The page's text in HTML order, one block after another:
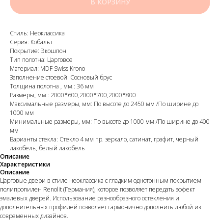
Стиль: Неоклассика
Серия: Кобальт
Покрытие: Экошпон
Тип полотна: Царговое
Материал: MDF Swiss Krono
Заполнение стоевой: Сосновый брус
Толщина полотна , мм.: 36 мм
Размеры, мм.: 2000*600,2000*700,2000*800
Максимальные размеры, мм: По высоте до 2450 мм /По ширине до
1000 мм
Минимальные размеры, мм: По высоте до 1000 мм /По ширине до 400
мм
Варианты стекла: Стекло 4 мм пр. зеркало, сатинат, графит, черный
лакобель, белый лакобель
Описание
Характеристики
Описание
Царговые двери в стиле неоклассика с гладким однотонным покрытием
полипропилен Renolit (Германия), которое позволяет передать эффект
эмалевых дверей. Использование разнообразного остекления и
дополнительных профилей позволяет гармонично дополнить любой из
современных дизайнов.